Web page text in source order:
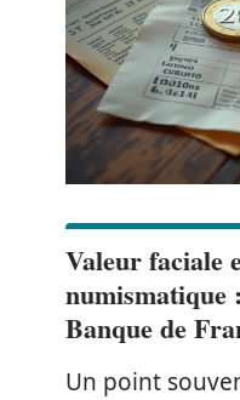
Valeur faciale
numismatique
Banque de
Un point